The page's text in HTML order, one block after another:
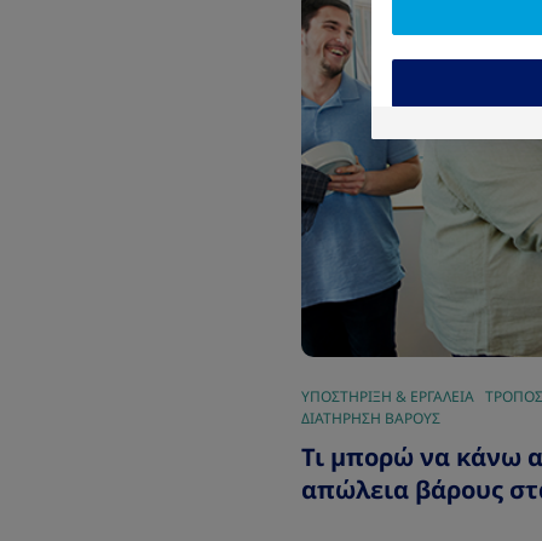
ΥΠΟΣΤΗΡΙΞΗ & ΕΡΓΑΛΕΙΑ
ΔΙΑΤΗΡΗΣΗ ΒΑΡΟΥΣ
Τι μπορώ να κάνω
απώλεια βάρους